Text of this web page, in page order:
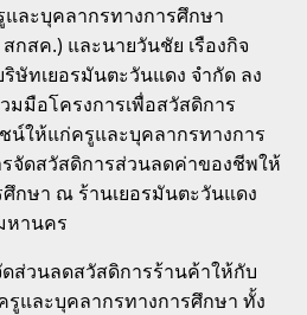
ละบุคลากรทางการศึกษา
กสค.) และนายวันชัย เรืองกิจ
ทเยอรมันตะวันแดง จำกัด ลง
มือโครงการเพื่อสวัสดิการ
น์ให้แก่ครูและบุคลากรทางการ
จัดสวัสดิการส่วนลดค่าของชีพให้
กษา ณ ร้านเยอรมันตะวันแดง
หานคร
ส่วนลดสวัสดิการร้านค้าให้กับ
และบุคลากรทางการศึกษา ทั้ง